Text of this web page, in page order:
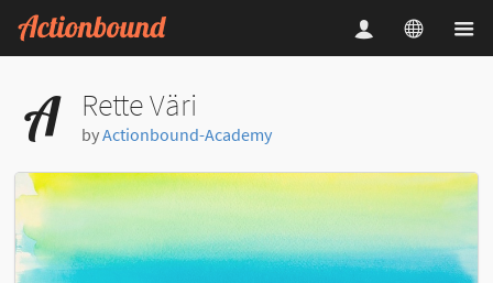
Rette Väri
byActionbound-Academy